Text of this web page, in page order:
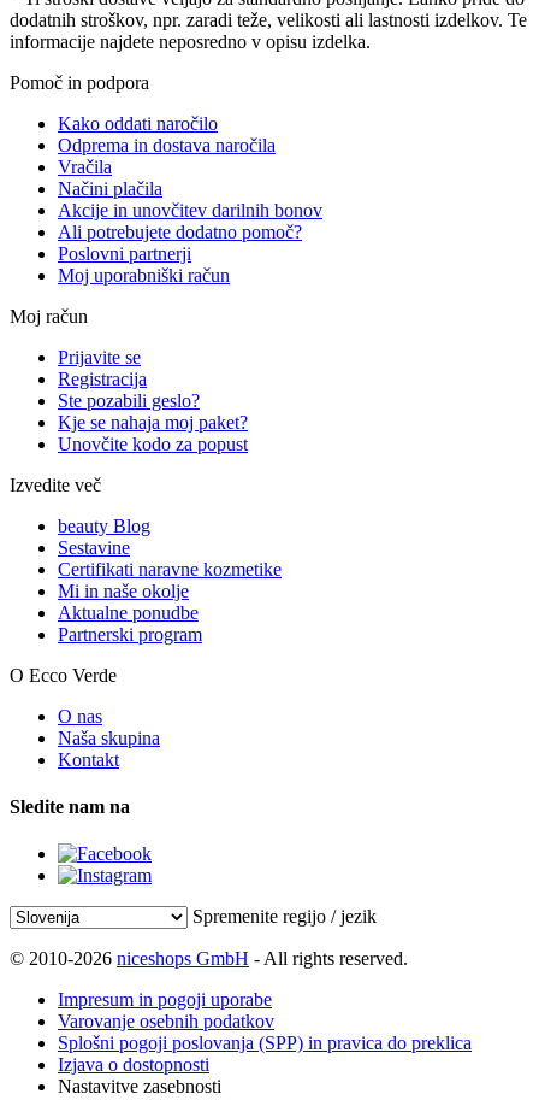
dodatnih stroškov, npr. zaradi teže, velikosti ali lastnosti izdelkov. Te
informacije najdete neposredno v opisu izdelka.
Pomoč in podpora
Kako oddati naročilo
Odprema in dostava naročila
Vračila
Načini plačila
Akcije in unovčitev darilnih bonov
Ali potrebujete dodatno pomoč?
Poslovni partnerji
Moj uporabniški račun
Moj račun
Prijavite se
Registracija
Ste pozabili geslo?
Kje se nahaja moj paket?
Unovčite kodo za popust
Izvedite več
beauty Blog
Sestavine
Certifikati naravne kozmetike
Mi in naše okolje
Aktualne ponudbe
Partnerski program
O Ecco Verde
O nas
Naša skupina
Kontakt
Sledite nam na
Spremenite regijo / jezik
© 2010-2026 niceshops GmbH - All rights reserved.
Impresum in pogoji uporabe
Varovanje osebnih podatkov
Splošni pogoji poslovanja (SPP) in pravica do preklica
Izjava o dostopnosti
Nastavitve zasebnosti